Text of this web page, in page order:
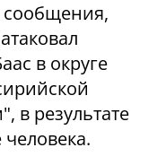
сообщения,
в округе
результате